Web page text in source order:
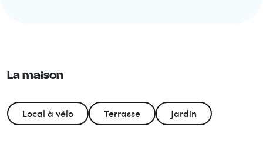
La maison
Local à vélo Terrasse Jardin